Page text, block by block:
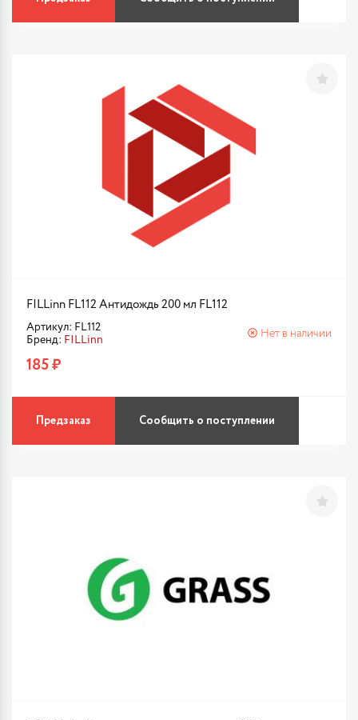
FILLinn FL112 Антидождь 200 мл FL112
Артикул: FL112
Бренд: FILLinn
Нет в наличии
185 ₽
Предзаказ Сообщить о поступлении